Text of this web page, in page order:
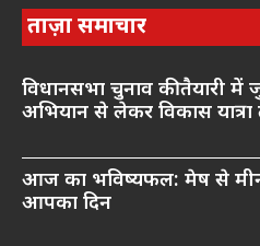
ताज़ा समाचार
विधानसभा चुनाव की तैयारी में
अभियान से लेकर विकास
आज का भविष्यफल: मेष से
आपका दिन